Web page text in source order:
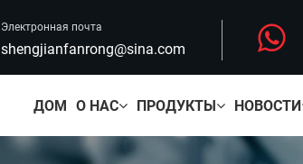
Электронная почта
shengjianfanrong@sina.com
ДОМ О НАС ПРОДУКТЫ НОВОСТИ